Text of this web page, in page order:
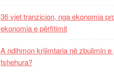
36 vjet tranzicion, nga ekonomia
ekonomia e përfitimit
A ndihmon krijimtaria në zbulimin
fshehura?